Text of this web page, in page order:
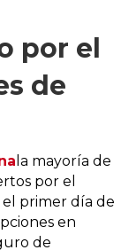
por el
de
la mayoría de
por el
primer día de
en
de